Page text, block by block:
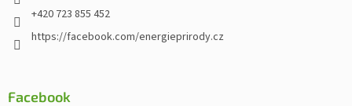
+420 723 855 452
https://facebook.com/energieprirody.cz
Facebook